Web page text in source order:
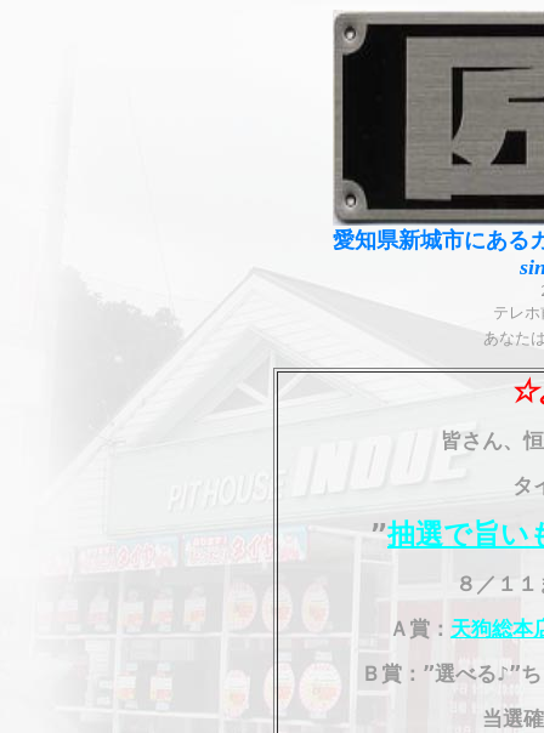
愛知県新城市にある
あなた
☆
皆さん、
タ
”抽選で旨い
８／１
Ａ賞： 天狗総本
Ｂ賞：”選べる♪”
当選